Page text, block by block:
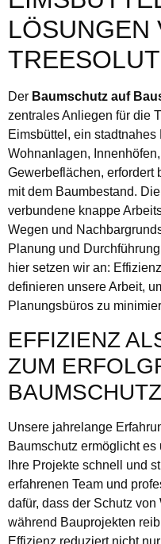
LÖSUNGEN
Der Baumschutz auf
zentrales Anliegen für die
Eimsbüttel, ein
Wohnanlagen,
Gewerbeflächen, erfordert
mit dem Baumbestand.
verbundene knappe
Wegen und
Planung und
hier setzen wir an:
definieren unsere Arbeit,
Planungsbüros zu
EFFIZIENZ
ZUM
BAUMSCHUTZ
Unsere jahrelange
Baumschutz ermöglicht
Ihre Projekte schnell und
erfahrenen Team und
dafür, dass der Schutz
während Bauprojekten
Effizienz reduziert nicht